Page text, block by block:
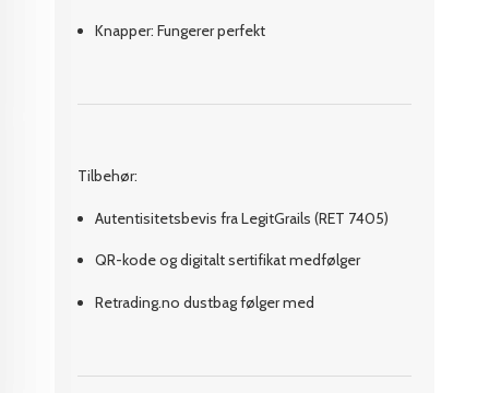
Knapper: Fungerer perfekt
Tilbehør:
Autentisitetsbevis fra LegitGrails (RET 7405)
QR-kode og digitalt sertifikat medfølger
Retrading.no dustbag følger med